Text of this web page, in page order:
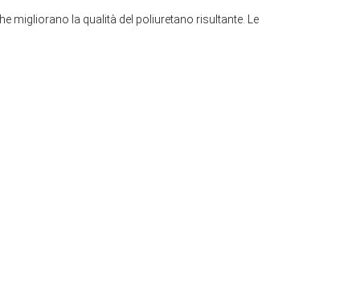
migliorano la qualità del poliuretano risultante. Le